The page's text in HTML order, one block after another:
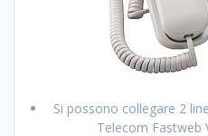
Si possono collegare 2
Telecom Fastweb